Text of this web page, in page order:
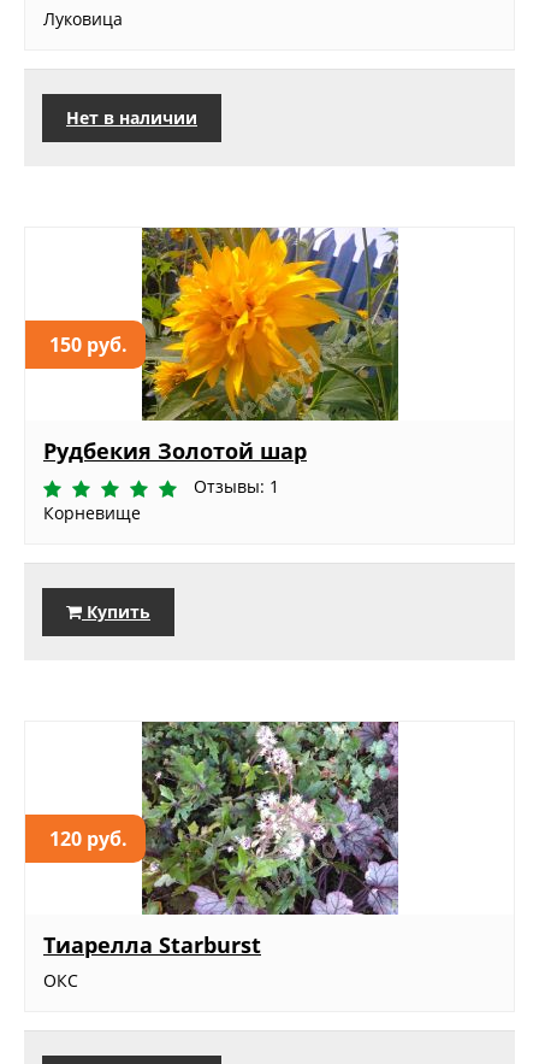
Луковица
Нет в наличии
150 руб.
Рудбекия Золотой шар
Отзывы: 1
Корневище
Купить
120 руб.
Тиарелла Starburst
ОКС